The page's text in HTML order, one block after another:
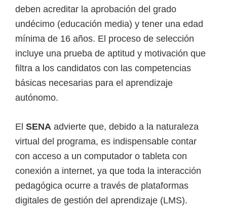
deben acreditar la aprobación del grado
undécimo (educación media) y tener una edad
mínima de 16 años. El proceso de selección
incluye una prueba de aptitud y motivación que
filtra a los candidatos con las competencias
básicas necesarias para el aprendizaje
autónomo.
El SENA advierte que, debido a la naturaleza
virtual del programa, es indispensable contar
con acceso a un computador o tableta con
conexión a internet, ya que toda la interacción
pedagógica ocurre a través de plataformas
digitales de gestión del aprendizaje (LMS).